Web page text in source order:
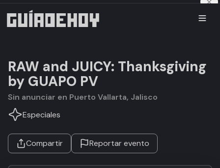
RAW and JUICY: Thanksgiving
by GUAPO PV
Sin anunciar en Puerto Vallarta, Jalisco
Especiales
Compartir Reportar evento